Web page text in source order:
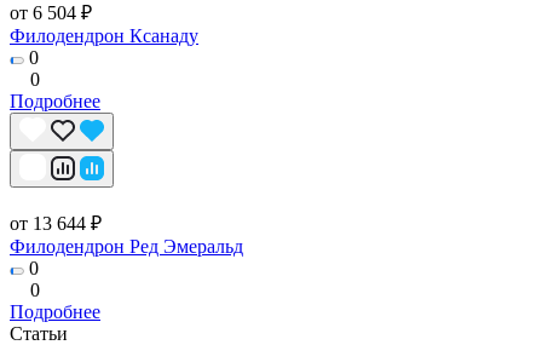
от 6 504 ₽
Филодендрон Ксанаду
0
0
Подробнее
от 13 644 ₽
Филодендрон Ред Эмеральд
0
0
Подробнее
Статьи